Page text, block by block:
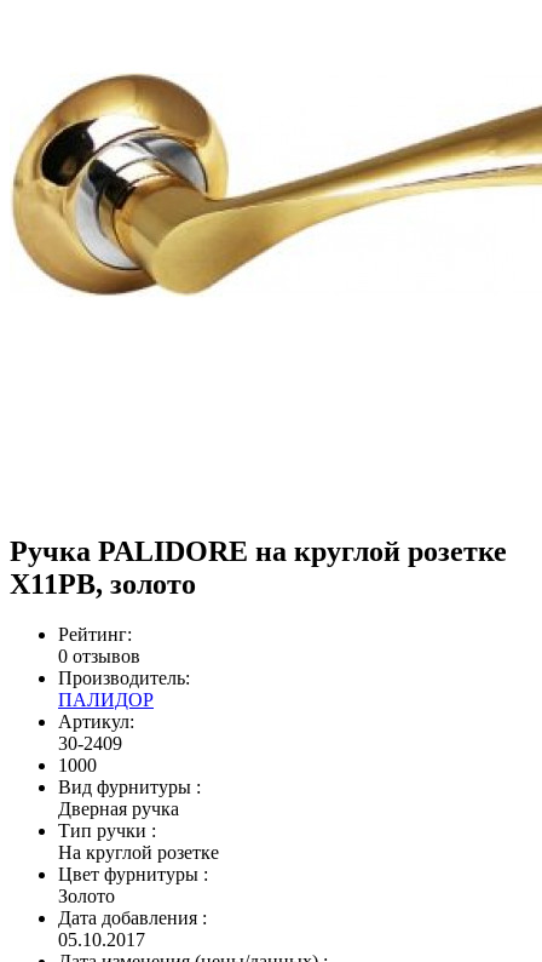
Ручка PALIDORE на круглой розетке
X11PB, золото
Рейтинг:
0 отзывов
Производитель:
ПАЛИДОР
Артикул:
30-2409
1000
Вид фурнитуры :
Дверная ручка
Тип ручки :
На круглой розетке
Цвет фурнитуры :
Золото
Дата добавления :
05.10.2017